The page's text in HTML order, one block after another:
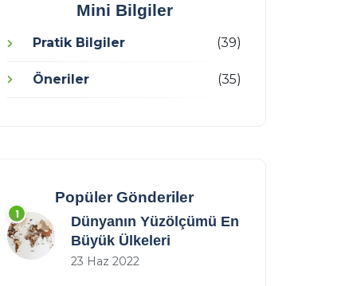
Mini Bilgiler
Pratik Bilgiler (39)
Öneriler (35)
Popüler Gönderiler
1
Dünyanın Yüzölçümü En
Büyük Ülkeleri
23 Haz 2022